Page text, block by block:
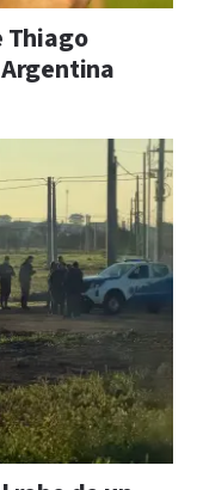
Thiago